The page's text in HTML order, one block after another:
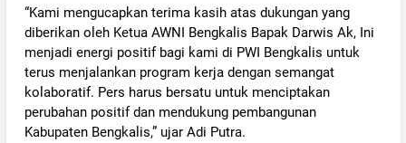
“Kami mengucapkan terima kasih atas dukungan yang
diberikan oleh Ketua AWNI Bengkalis Bapak Darwis Ak, Ini
menjadi energi positif bagi kami di PWI Bengkalis untuk
terus menjalankan program kerja dengan semangat
kolaboratif. Pers harus bersatu untuk menciptakan
perubahan positif dan mendukung pembangunan
Kabupaten Bengkalis,” ujar Adi Putra.